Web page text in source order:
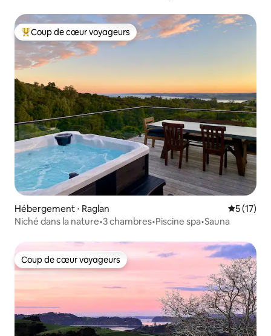
Coups de cœur voyageurs les plus appréciés
Coup de cœur voyageurs
Hébergement ⋅ Raglan
5 (17)
Niché dans la nature•3 chambres•Piscine spa•Sauna
Coup de cœur voyageurs
Coup de cœur voyageurs